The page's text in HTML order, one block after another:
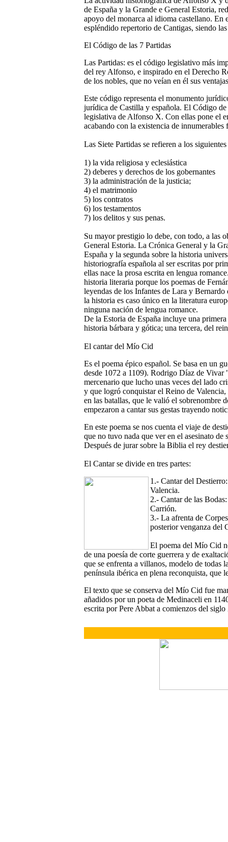
de España y la Grande e General Estoria,
apoyo del monarca al idioma castellano.
espléndido repertorio de Cantigas, siendo
El Código de las 7 Partidas
Las Partidas: es el código legislativo más
del rey Alfonso, e inspirado en el Derecho
de los nobles, que no veían en él sus
Este código representa el monumento
jurídica de Castilla y española. El Código
legislativa de Alfonso X. Con ellas pone el
acabando con la existencia de innumerables
Las Siete Partidas se refieren a los siguientes
1) la vida religiosa y eclesiástica
2) deberes y derechos de los gobernantes
3) la administración de la justicia;
4) el matrimonio
5) los contratos
6) los testamentos
7) los delitos y sus penas.
Su mayor prestigio lo debe, con todo, a las
General Estoria. La Crónica General y la
España y la segunda sobre la historia
historiografía española al ser escritas por
ellas nace la prosa escrita en lengua
historia literaria porque los poemas de
leyendas de los Infantes de Lara y
la historia es caso único en la literatura
ninguna nación de lengua romance.
De la Estoria de España incluye una
historia bárbara y gótica; una tercera, del
El cantar del Mío Cid
Es el poema épico español. Se basa en un
desde 1072 a 1109). Rodrigo Díaz de
mercenario que lucho unas veces del lado
y que logró conquistar el Reino de
en las batallas, que le valió el sobrenombre
empezaron a cantar sus gestas trayendo
En este poema se nos cuenta el viaje de
que no tuvo nada que ver en el asesinato
Después de jurar sobre la Biblia el rey
El Cantar se divide en tres partes:
1.- Cantar del
Valencia.
2.- Cantar de las
Carrión.
3.- La afrenta de
posterior venganza del
El poema del Mío Cid
de una poesía de corte guerrera y de
que se enfrenta a villanos, modelo de todas
península ibérica en plena reconquista, que
El texto que se conserva del Mío Cid fue
añadidos por un poeta de Medinaceli en
escrita por Pere Abbat a comienzos del